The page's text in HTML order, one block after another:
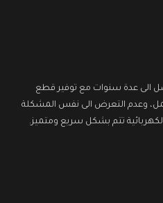
الى عدة سنوات مع توفير قطع
وعدم التعرض الى نفس المشكلة
تتم بشكل سريع ومتميز.